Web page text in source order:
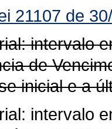
21107 de
intervalo
de
inicial e a
intervalo